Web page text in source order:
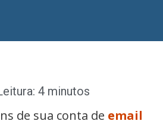
4 minutos
de sua conta de email